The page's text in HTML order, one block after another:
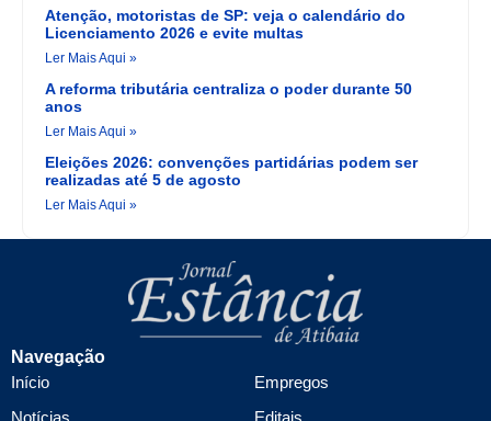
Atenção, motoristas de SP: veja o calendário do
Licenciamento 2026 e evite multas
Ler Mais Aqui »
A reforma tributária centraliza o poder durante 50
anos
Ler Mais Aqui »
Eleições 2026: convenções partidárias podem ser
realizadas até 5 de agosto
Ler Mais Aqui »
Navegação
Início
Empregos